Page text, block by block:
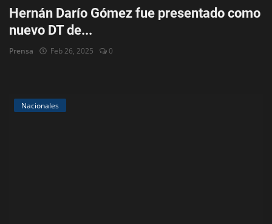
Hernán Darío Gómez fue presentado como
nuevo DT de...
Prensa Feb 26, 2025 0
Nacionales